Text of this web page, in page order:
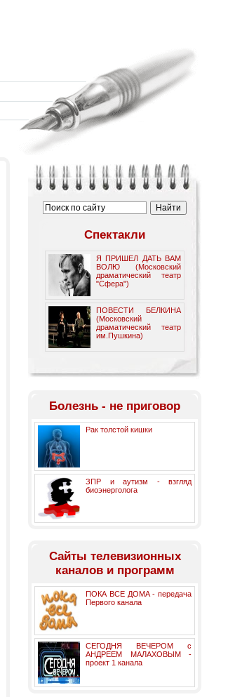
Спектакли
Я ПРИШЕЛ ДАТЬ ВАМ
ВОЛЮ (Московский
драматический театр
"Сфера")
ПОВЕСТИ БЕЛКИНА
(Московский
драматический театр
им.Пушкина)
Болезнь - не приговор
Рак толстой кишки
ЗПР и аутизм - взгляд
биоэнерголога
Cайты телевизионных
каналов и программ
ПОКА ВСЕ ДОМА - передача
Первого канала
СЕГОДНЯ ВЕЧЕРОМ с
АНДРЕЕМ МАЛАХОВЫМ -
проект 1 канала